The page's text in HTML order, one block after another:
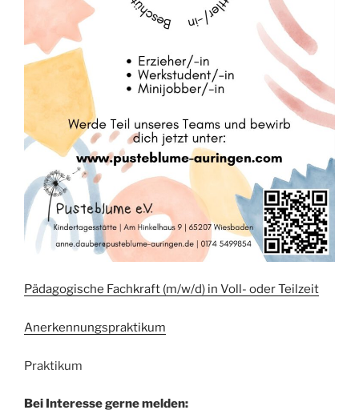
Pädagogische Fachkraft (m/w/d) in Voll- oder Teilzeit
Anerkennungspraktikum
Praktikum
Bei Interesse gerne melden: